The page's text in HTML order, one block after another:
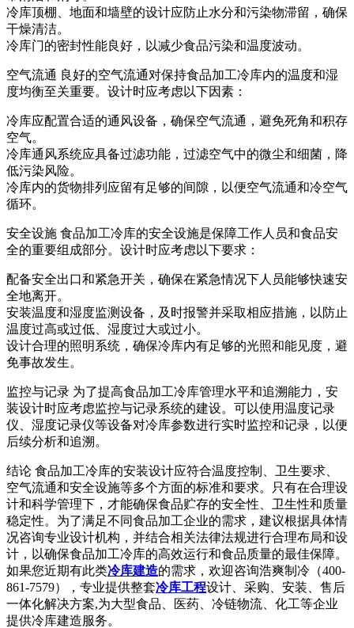
冷库顶棚、地面和墙壁的设计应防止水分和污染物滞留，确保
干燥清洁。
冷库门的密封性能良好，以减少食品污染和温度波动。
空气流通 良好的空气流通对保持食品加工冷库内的温度和湿
度均衡至关重要。设计时应考虑以下因素：
冷库应配置合适的通风设备，确保空气流通，避免死角和积存
空气。
冷库通风系统应具备过滤功能，过滤空气中的微尘和细菌，降
低污染风险。
冷库内的货物排列应留有足够的间隙，以便空气流通和冷空气
循环。
安全设施 食品加工冷库的安全设施是保障工作人员和食品安
全的重要组成部分。设计时应考虑以下要求：
配备安全出口和紧急开关，确保在紧急情况下人员能够快速安
全地离开。
安装温度和湿度监测设备，及时报警并采取相应措施，以防止
温度过高或过低、湿度过大或过小。
设计合理的照明系统，确保冷库内有足够的光照和能见度，避
免事故发生。
监控与记录 为了提高食品加工冷库管理水平和追溯能力，安
装设计时应考虑监控与记录系统的建设。可以使用温度记录
仪、湿度记录仪等设备对冷库参数进行实时监控和记录，以便
后续分析和追溯。
结论 食品加工冷库的安装设计应符合温度控制、卫生要求、
空气流通和安全设施等多个方面的标准和要求。只有在合理设
计和科学管理下，才能确保食品贮存的安全性、卫生性和质量
稳定性。为了满足不同食品加工企业的需求，建议根据具体情
况咨询专业设计机构，并结合相关法律法规进行合理布局和设
计，以确保食品加工冷库的高效运行和食品质量的最佳保障。
如果您近期有此类冷库建造的需求，欢迎咨询浩爽制冷（400-
861-7579），专业提供整套冷库工程设计、采购、安装、售后
一体化解决方案,为大型食品、医药、冷链物流、化工等企业
提供冷库建造服务。